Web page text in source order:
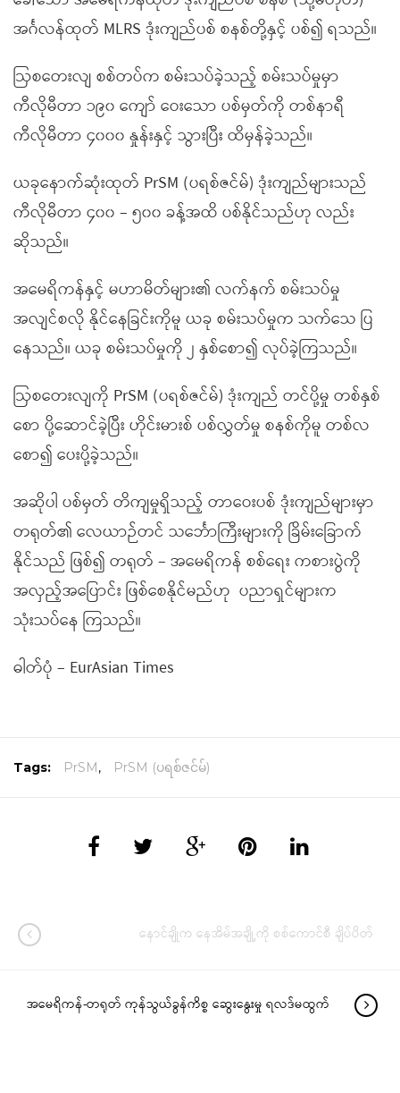
အင်္ဂလန်ထုတ် MLRS ဒုံးကျည်ပစ် စနစ်တို့နှင့် ပစ်၍ ရသည်။
ဩစတေးလျ စစ်တပ်က စမ်းသပ်ခဲ့သည့် စမ်းသပ်မှုမှာ
ကီလိုမီတာ ၁၉၀ ကျော် ဝေးသော ပစ်မှတ်ကို တစ်နာရီ
ကီလိုမီတာ ၄၀၀၀ နှုန်းနှင့် သွားပြီး ထိမှန်ခဲ့သည်။
ယခုနောက်ဆုံးထုတ် PrSM (ပရစ်ဇင်မ်) ဒုံးကျည်များသည်
ကီလိုမီတာ ၄၀၀ – ၅၀၀ ခန့်အထိ ပစ်နိုင်သည်ဟု လည်း
ဆိုသည်။
အမေရိကန်နှင့် မဟာမိတ်များ၏ လက်နက် စမ်းသပ်မှု
အလျင်စလို နိုင်နေခြင်းကိုမူ ယခု စမ်းသပ်မှုက သက်သေ ပြ
နေသည်။ ယခု စမ်းသပ်မှုကို ၂ နှစ်စော၍ လုပ်ခဲ့ကြသည်။
ဩစတေးလျကို PrSM (ပရစ်ဇင်မ်) ဒုံးကျည် တင်ပို့မှု တစ်နှစ်
စော ပို့ဆောင်ခဲ့ပြီး ဟိုင်းမားစ် ပစ်လွှတ်မှု စနစ်ကိုမူ တစ်လ
စော၍ ပေးပို့ခဲ့သည်။
အဆိုပါ ပစ်မှတ် တိကျမှုရှိသည့် တာဝေးပစ် ဒုံးကျည်များမှာ
တရုတ်၏ လေယာဉ်တင် သင်္ဘောကြီးများကို ခြိမ်းခြောက်
နိုင်သည် ဖြစ်၍ တရုတ် – အမေရိကန် စစ်ရေး ကစားပွဲကို
အလှည့်အပြောင်း ဖြစ်စေနိုင်မည်ဟု ပညာရှင်များက
သုံးသပ်နေ ကြသည်။
ဓါတ်ပုံ – EurAsian Times
Tags: PrSM, PrSM (ပရစ်ဇင်မ်)
နောင်ချိုက နေအိမ်အချို့ကို စစ်ကောင်စီ ချိပ်ပိတ်
အမေရိကန်-တရုတ် ကုန်သွယ်ခွန်ကိစ္စ ဆွေးနွေးမှု ရလဒ်မထွက်